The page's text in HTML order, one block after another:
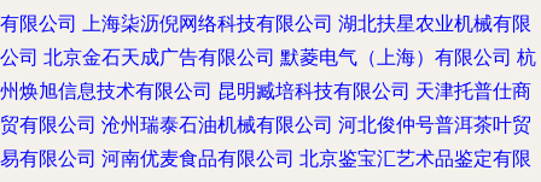
有限公司 上海柒沥倪网络科技有限公司 湖北扶星农业机械有限
公司 北京金石天成广告有限公司 默菱电气（上海）有限公司 杭
州焕旭信息技术有限公司 昆明臧培科技有限公司 天津托普仕商
贸有限公司 沧州瑞泰石油机械有限公司 河北俊仲号普洱茶叶贸
易有限公司 河南优麦食品有限公司 北京鉴宝汇艺术品鉴定有限